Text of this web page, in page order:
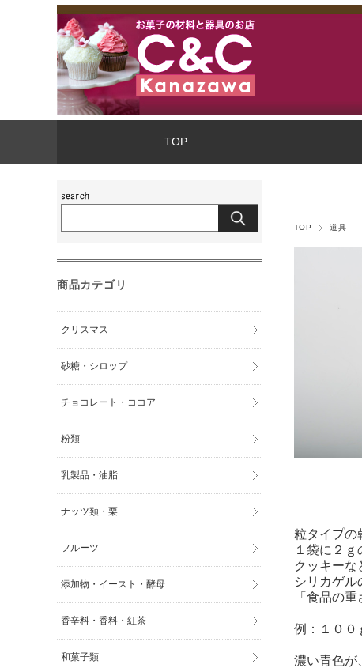
TOP
TOP 道具
粒タイプの
１袋に２ｇ
クッキーな
シリカゲル
「食品の
例：１００
濃い青色が
商品カテゴリ
クリスマス
砂糖・シロップ
チョコレート・ココア
粉類
乳製品・油脂
ナッツ類・栗
フルーツ
添加物・イースト・酵母
香辛料・香料・紅茶
和菓子類